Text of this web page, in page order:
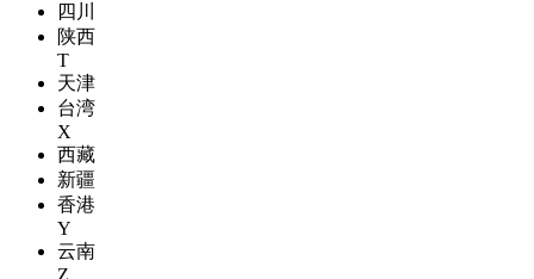
四川
陕西
T
天津
台湾
X
西藏
新疆
香港
Y
云南